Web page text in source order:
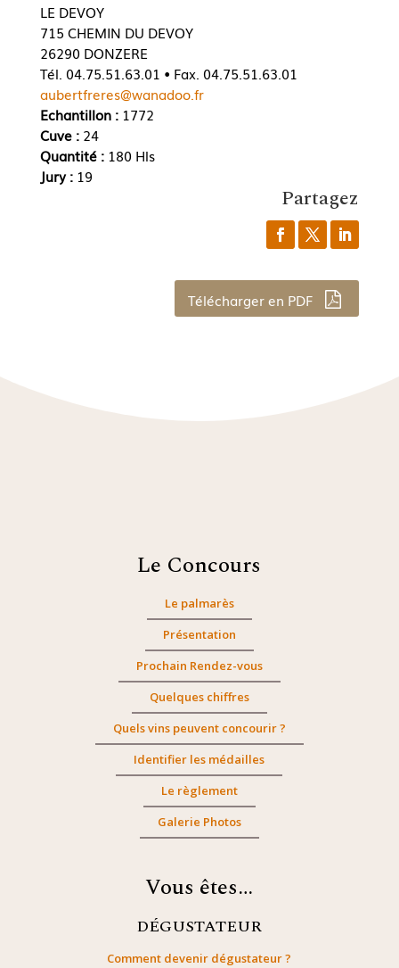
LE DEVOY
715 CHEMIN DU DEVOY
26290 DONZERE
Tél. 04.75.51.63.01 • Fax. 04.75.51.63.01
aubertfreres@wanadoo.fr
Echantillon :1772
Cuve : 24
Quantité : 180 Hls
Jury : 19
Partagez
Télécharger en PDF
Le Concours
Le palmarès
Présentation
Prochain Rendez-vous
Quelques chiffres
Quels vins peuvent concourir ?
Identifier les médailles
Le règlement
Galerie Photos
Vous êtes…
DÉGUSTATEUR
Comment devenir dégustateur ?